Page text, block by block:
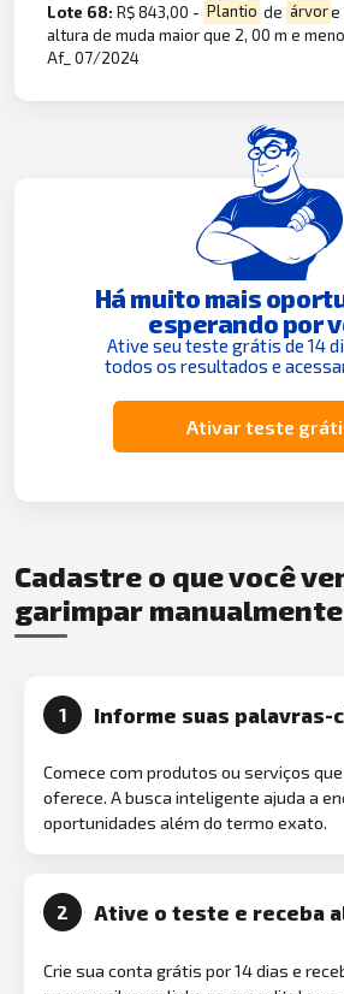
Lote 68:R$ 843,00 - Plantio de árvore
altura de muda maior que 2, 00 m e
Af_ 07/2024
Há muito mais
esperando por
Ative seu teste grátis de 14
todos os resultados e
Ativar teste
Cadastre o que você
garimpar manualmente
1 Informe suas palavras-
Comece com produtos ou serviços
oferece. A busca inteligente ajuda a
oportunidades além do termo exato.
2 Ative o teste e receba
Crie sua conta grátis por 14 dias e